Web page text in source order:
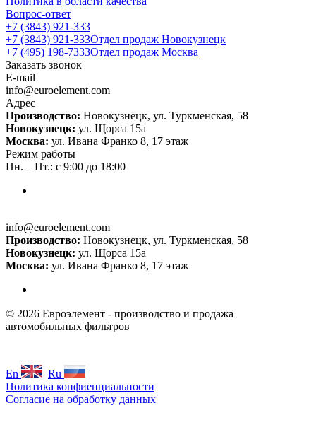
Вопрос-ответ
+7 (3843) 921-333
+7 (3843) 921-333Отдел продаж Новокузнецк
+7 (495) 198-7333Отдел продаж Москва
Заказать звонок
E-mail
info@euroelement.com
Адрес
Производство: Новокузнецк, ул. Туркменская, 58
Новокузнецк: ул. Щорса 15а
Москва: ул. Ивана Франко 8, 17 этаж
Режим работы
Пн. – Пт.: с 9:00 до 18:00
info@euroelement.com
Производство: Новокузнецк, ул. Туркменская, 58
Новокузнецк: ул. Щорса 15а
Москва: ул. Ивана Франко 8, 17 этаж
© 2026 Евроэлемент - производство и продажа
автомобильных фильтров
En
Ru
Политика конфиенциальности
Согласие на обработку данных